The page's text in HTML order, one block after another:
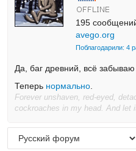
195
avego.org
Поблагодарили: 4
Да, баг древний, всё
Теперь нормально
Forever unshaven, red-eyed,
cockroaches in my head. And let